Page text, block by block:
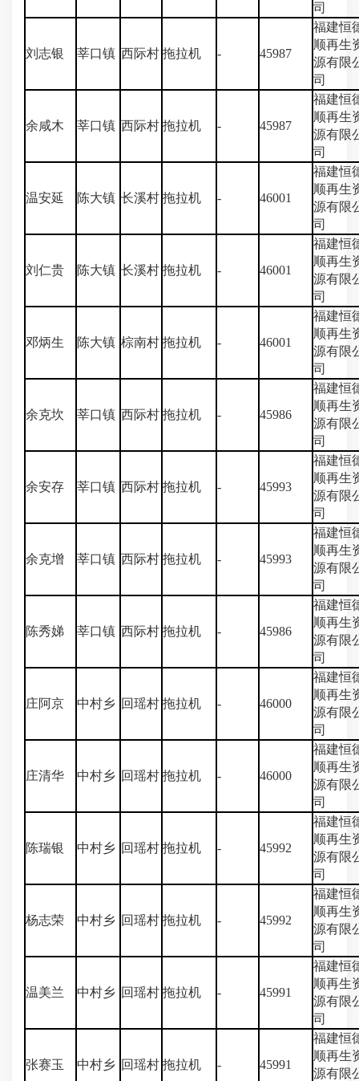
司
刘志银 莘口镇 西际村 拖拉机 - 45987
福建恒
顺再生
源有限
司
余咸木 莘口镇 西际村 拖拉机 - 45987
福建恒
顺再生
源有限
司
温安延 陈大镇 长溪村 拖拉机 - 46001
福建恒
顺再生
源有限
司
刘仁贵 陈大镇 长溪村 拖拉机 - 46001
福建恒
顺再生
源有限
司
邓炳生 陈大镇 棕南村 拖拉机 - 46001
福建恒
顺再生
源有限
司
余克坎 莘口镇 西际村 拖拉机 - 45986
福建恒
顺再生
源有限
司
余安存 莘口镇 西际村 拖拉机 - 45993
福建恒
顺再生
源有限
司
余克增 莘口镇 西际村 拖拉机 - 45993
福建恒
顺再生
源有限
司
陈秀娣 莘口镇 西际村 拖拉机 - 45986
福建恒
顺再生
源有限
司
庄阿京 中村乡 回瑶村 拖拉机 - 46000
福建恒
顺再生
源有限
司
庄清华 中村乡 回瑶村 拖拉机 - 46000
福建恒
顺再生
源有限
司
陈瑞银 中村乡 回瑶村 拖拉机 - 45992
福建恒
顺再生
源有限
司
杨志荣 中村乡 回瑶村 拖拉机 - 45992
福建恒
顺再生
源有限
司
温美兰 中村乡 回瑶村 拖拉机 - 45991
福建恒
顺再生
源有限
司
张赛玉 中村乡 回瑶村 拖拉机 - 45991
福建恒
顺再生
源有限